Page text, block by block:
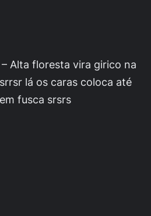
Alta floresta vira girico na
lá os caras coloca até
fusca srsrs